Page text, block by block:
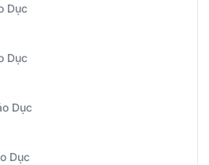
Dục
Dục
Dục
Dục